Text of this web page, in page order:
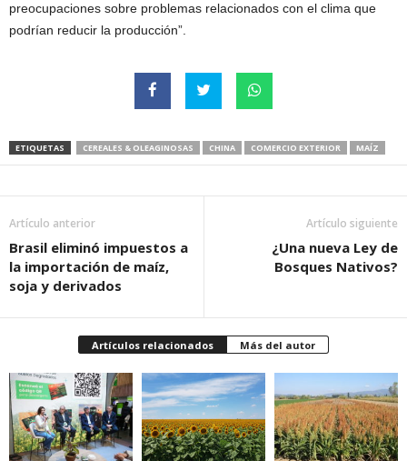
preocupaciones sobre problemas relacionados con el clima que
podrían reducir la producción”.
ETIQUETAS CEREALES & OLEAGINOSAS CHINA COMERCIO EXTERIOR MAÍZ
Artículo anterior
Brasil eliminó impuestos a
la importación de maíz,
soja y derivados
Artículo siguiente
¿Una nueva Ley de
Bosques Nativos?
Artículos relacionados Más del autor